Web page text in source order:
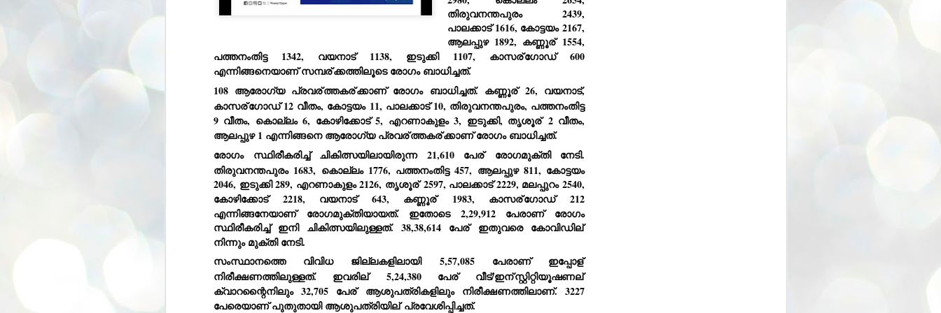
തിരുവനന്തപുരം 2439,
പാലക്കാട് 1616, കോട്ടയം 2167,
ആലപ്പുഴ 1892, കണ്ണൂര് 1554,
പത്തനംതിട്ട 1342, വയനാട് 1138, ഇടുക്കി 1107, കാസര്ഗോഡ് 600
എന്നിങ്ങനെയാണ് സമ്പര്ക്കത്തിലൂടെ രോഗം ബാധിച്ചത്.
108 ആരോഗ്യ പ്രവര്ത്തകര്ക്കാണ് രോഗം ബാധിച്ചത്. കണ്ണൂര് 26, വയനാട്,
കാസര്ഗോഡ് 12 വീതം, കോട്ടയം 11, പാലക്കാട് 10, തിരുവനന്തപുരം, പത്തനംതിട്ട
9 വീതം, കൊല്ലം 6, കോഴിക്കോട് 5, എറണാകുളം 3, ഇടുക്കി, തൃശൂര് 2 വീതം,
ആലപ്പുഴ 1 എന്നിങ്ങനെ ആരോഗ്യ പ്രവര്ത്തകര്ക്കാണ് രോഗം ബാധിച്ചത്.
രോഗം സ്ഥിരീകരിച്ച് ചികിത്സയിലായിരുന്ന 21,610 പേര് രോഗമുക്തി നേടി.
തിരുവനന്തപുരം 1683, കൊല്ലം 1776, പത്തനംതിട്ട 457, ആലപ്പുഴ 811, കോട്ടയം
2046, ഇടുക്കി 289, എറണാകുളം 2126, തൃശൂര് 2597, പാലക്കാട് 2229, മലപ്പുറം 2540,
കോഴിക്കോട് 2218, വയനാട് 643, കണ്ണൂര് 1983, കാസര്ഗോഡ് 212
എന്നിങ്ങനേയാണ് രോഗമുക്തിയായത്. ഇതോടെ 2,29,912 പേരാണ് രോഗം
സ്ഥിരീകരിച്ച് ഇനി ചികിത്സയിലുള്ളത്. 38,38,614 പേര് ഇതുവരെ കോവിഡില്
നിന്നും മുക്തി നേടി.
സംസ്ഥാനത്തെ വിവിധ ജില്ലകളിലായി 5,57,085 പേരാണ് ഇപ്പോള്
നിരീക്ഷണത്തിലുള്ളത്. ഇവരില് 5,24,380 പേര് വീട്/ഇന്സ്റ്റിറ്റിയൂഷണല്
ക്വാറന്റൈനിലും 32,705 പേര് ആശുപത്രികളിലും നിരീക്ഷണത്തിലാണ്. 3227
പേരെയാണ് പുതുതായി ആശുപത്രിയില് പ്രവേശിപ്പിച്ചത്.
seemed lost, they came. Young roaches riding in on the rain. The
progeny of the unholy union between a judge and a joke.
We all know the story, but here it is, for the record.
JUL
22
STUDENT protests against Modi
government intensify in DELHI
NEWS STUDENTS CJP
NEW DELHI: Some 16 Metro Stations were closed on Wednesday as
students seeking the resignation of Education Minister Dharmemdra
Pradhan intensified their protests under the banner of the newly formed
Cockroach Janata Party in the national capital and elsewhere.
The shutdown of the local rail system was aimed at preventing
convergence of the youths and students in the agitation’s hotspot at
JUL
21
VS-ന്റെ പേരിൽ പഠന ഗവേഷണ ക്യാമ്പസ്'
വേണം: വി എ അരുൺ
by വി എ അരുൺ കുമാർ